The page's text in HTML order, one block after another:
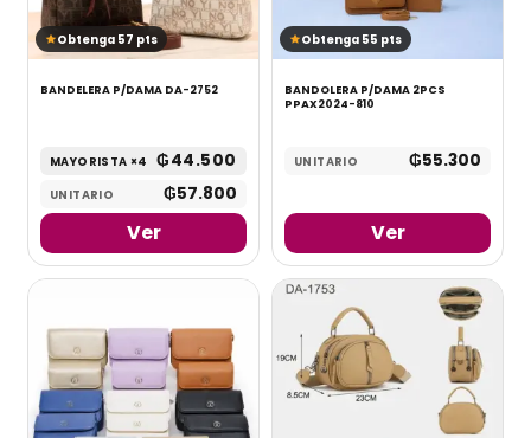
Obtenga 57 pts
BANDELERA P/DAMA DA-2752
MAYORISTA ×4 ₲44.500
UNITARIO ₲57.800
Ver
Obtenga 55 pts
BANDOLERA P/DAMA 2PCS
PPAX2024-810
UNITARIO ₲55.300
Ver